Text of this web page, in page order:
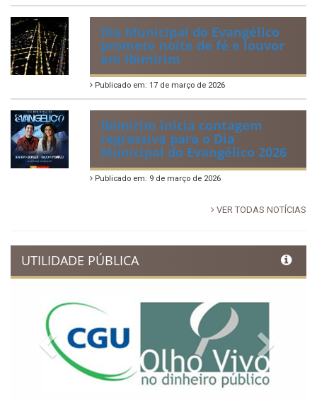
Dia Municipal do Evangélico
promete noite de fé e louvor
em Ibimirim
Publicado em: 17 de março de 2026
Ibimirim inicia contagem
regressiva para o Dia
Municipal do Evangélico 2026
Publicado em: 9 de março de 2026
VER TODAS NOTÍCIAS
UTILIDADE PÚBLICA
Previous